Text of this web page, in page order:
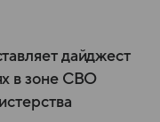
дайджест
в зоне СВО